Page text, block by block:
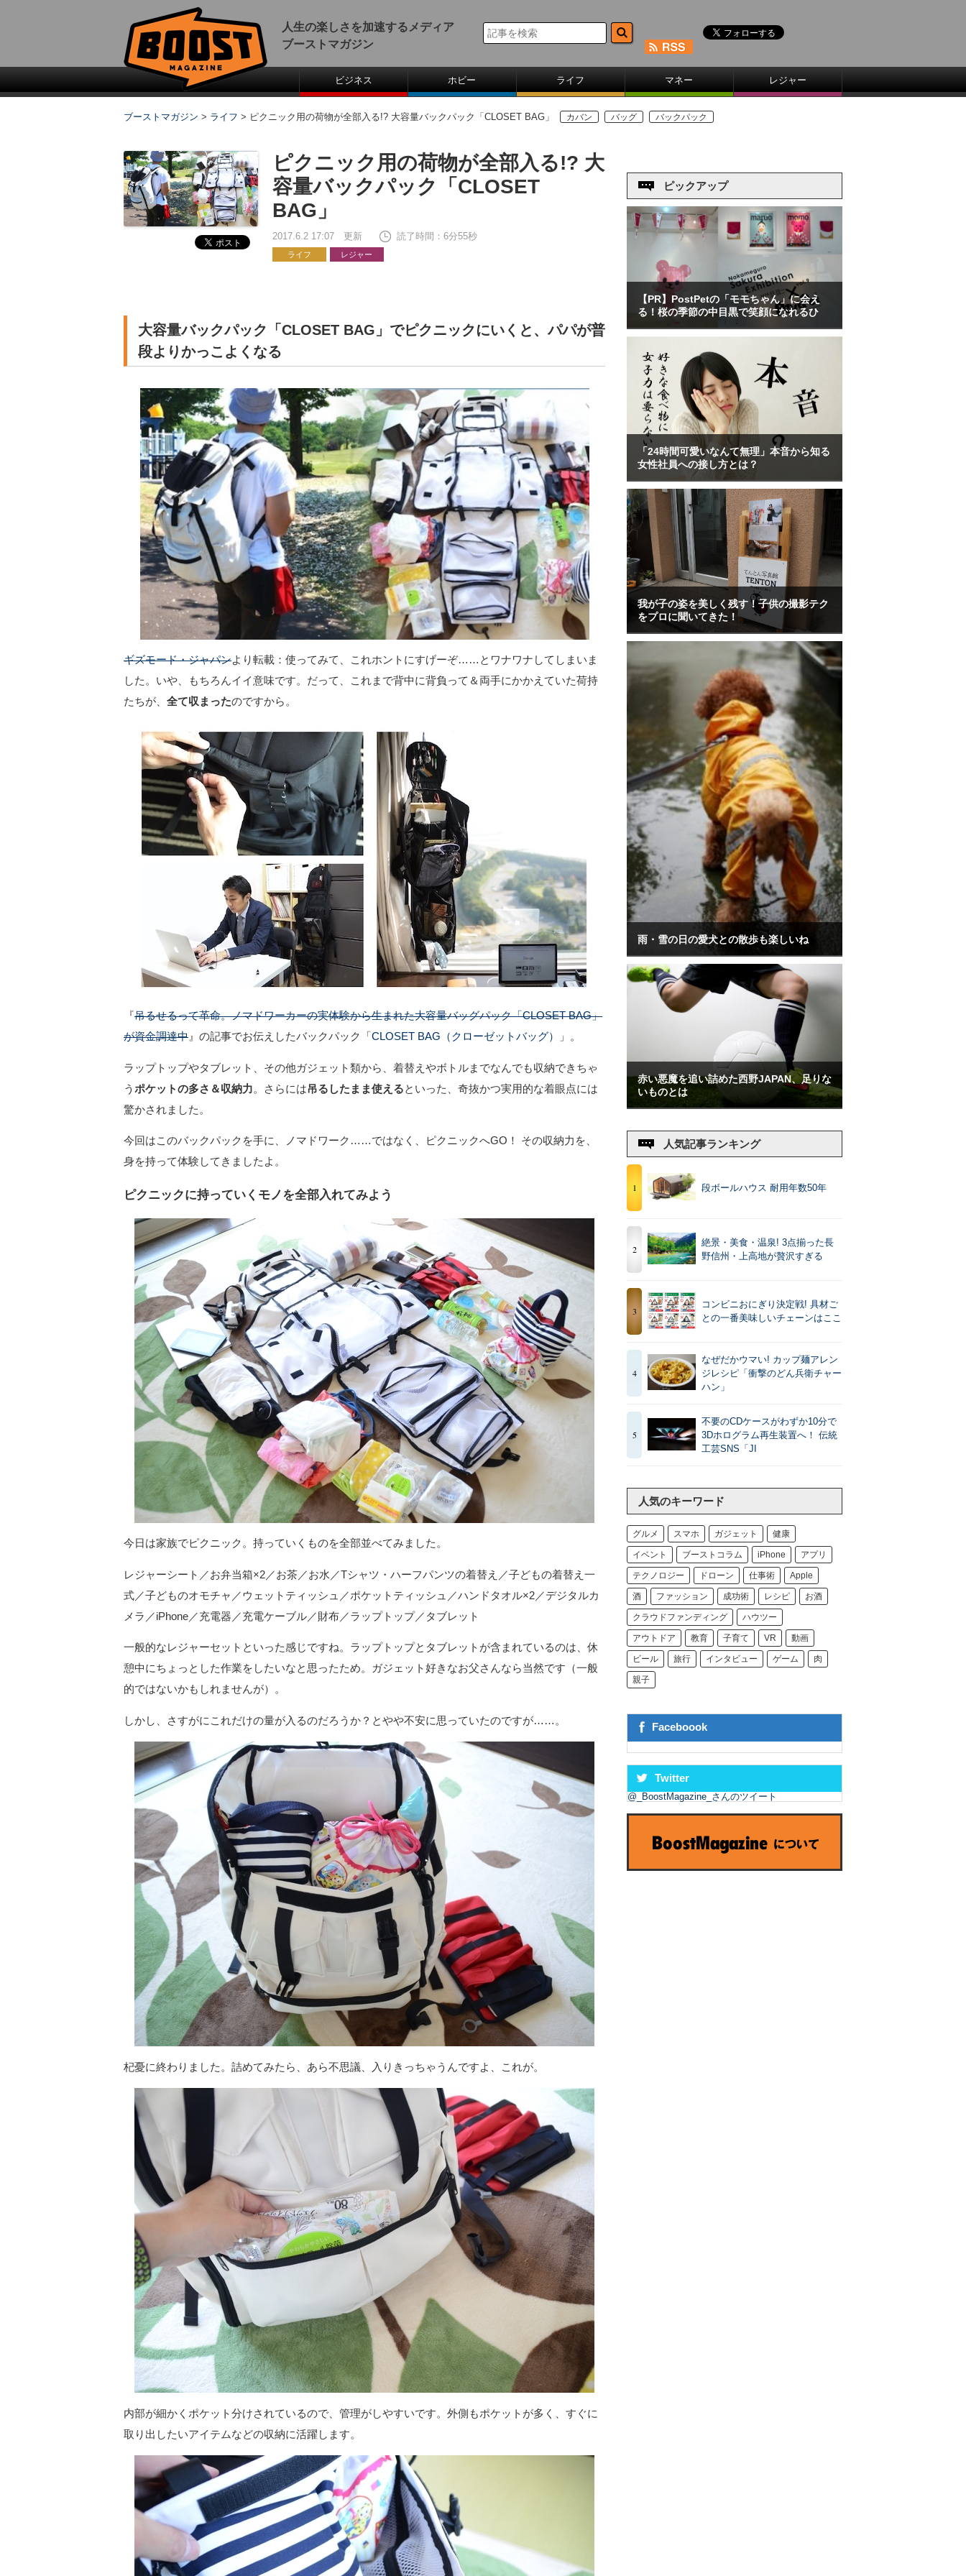
人生の楽しさを加速するメディア
ブーストマガジン
ビジネス ホビー ライフ マネー レジャー
ブーストマガジン > ライフ > ピクニック用の荷物が全部入る!? 大容量バックパック「CLOSET BAG」 カバン バッグ バックパック
ピクニック用の荷物が全部入る!? 大
容量バックパック「CLOSET
BAG」
2017.6.2 17:07 更新 読了時間：6分55秒
ライフ レジャー
大容量バックパック「CLOSET BAG」でピクニックにいくと、パパが普
段よりかっこよくなる
ギズモード・ジャパンより転載：使ってみて、これホントにすげーぞ……とワナワナしてしまいま
した。いや、もちろんイイ意味です。だって、これまで背中に背負って＆両手にかかえていた荷持
たちが、 全て収まったのですから。
『吊るせるって革命。ノマドワーカーの実体験から生まれた大容量バッグパック「CLOSET BAG」
が資金調達中』の記事でお伝えしたバックパック「 CLOSET BAG（クローゼットバッグ） 」。
ラップトップやタブレット、その他ガジェット類から、着替えやボトルまでなんでも収納できちゃ
う ポケットの多さ＆収納力。さらには吊るしたまま使えるといった、奇抜かつ実用的な着眼点には
驚かされました。
今回はこのバックパックを手に、ノマドワーク……ではなく、ピクニックへGO！ その収納力を、
身を持って体験してきましたよ。
ピクニックに持っていくモノを全部入れてみよう
今日は家族でピクニック。持っていくものを全部並べてみました。
レジャーシート／お弁当箱×2／お茶／お水／Tシャツ・ハーフパンツの着替え／子どもの着替え一
式／子どものオモチャ／ウェットティッシュ／ポケットティッシュ／ハンドタオル×2／デジタルカ
メラ／iPhone／充電器／充電ケーブル／財布／ラップトップ／タブレット
一般的なレジャーセットといった感じですね。ラップトップとタブレットが含まれているのは、休
憩中にちょっとした作業をしたいなと思ったため。ガジェット好きなお父さんなら当然です（一般
的ではないかもしれませんが）。
しかし、さすがにこれだけの量が入るのだろうか？とやや不安に思っていたのですが……。
杞憂に終わりました。詰めてみたら、あら不思議、入りきっちゃうんですよ、これが。
内部が細かくポケット分けされているので、管理がしやすいです。外側もポケットが多く、すぐに
取り出したいアイテムなどの収納に活躍します。
ピックアップ
【PR】PostPetの「モモちゃん」に会え
る！桜の季節の中目黒で笑顔になれるひ
「24時間可愛いなんて無理」本音から知る
女性社員への接し方とは？
我が子の姿を美しく残す！子供の撮影テク
をプロに聞いてきた！
雨・雪の日の愛犬との散歩も楽しいね
赤い悪魔を追い詰めた西野JAPAN、足りな
いものとは
人気記事ランキング
1 段ボールハウス 耐用年数50年
2
絶景・美食・温泉! 3点揃った長
野信州・上高地が贅沢すぎる
3
コンビニおにぎり決定戦! 具材ご
との一番美味しいチェーンはここ
4
なぜだかウマい! カップ麺アレン
ジレシピ「衝撃のどん兵衛チャー
ハン」
5
不要のCDケースがわずか10分で
3Dホログラム再生装置へ！ 伝統
工芸SNS「JI
人気のキーワード
グルメ スマホ ガジェット 健康
イベント ブーストコラム iPhone アプリ
テクノロジー ドローン 仕事術 Apple
酒 ファッション 成功術 レシピ お酒
クラウドファンディング ハウツー
アウトドア 教育 子育て VR 動画
ビール 旅行 インタビュー ゲーム 肉
親子
Faceboook
Twitter
@_BoostMagazine_さんのツイート